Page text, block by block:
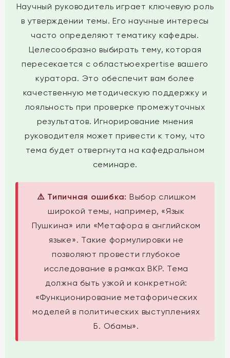
Научный руководитель играет ключевую роль
в утверждении темы. Его научные интересы
часто определяют тематику кафедры.
Целесообразно выбирать тему, которая
пересекается с областьюexpertise вашего
куратора. Это обеспечит вам более
качественную методическую поддержку и
лояльность при проверке промежуточных
результатов. Игнорирование мнения
руководителя может привести к тому, что
тема будет отвергнута на кафедральном
семинаре.
⚠️ Типичная ошибка: Выбор слишком
широкой темы, например, «Язык
Пушкина» или «Метафора в английском
языке». Такие формулировки не
позволяют провести глубокое
исследование в рамках ВКР. Тема
должна быть узкой и конкретной:
«Функционирование метафорических
моделей в политических выступлениях
Б. Обамы».